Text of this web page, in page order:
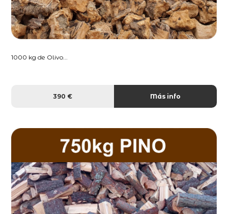
1000 kg de Olivo...
390 € Más info